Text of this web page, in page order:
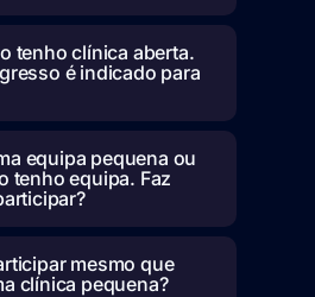
tenho clínica aberta.
é indicado para
equipa pequena ou
tenho equipa. Faz
mesmo que
clínica pequena?